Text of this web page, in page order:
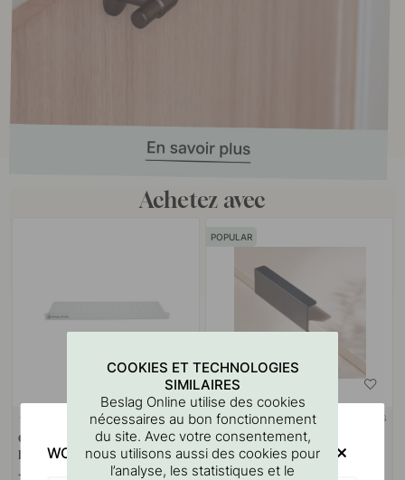
Achetez avec
127
Gabarit De Perçage Pour
Poignées Et Boutons
POPULAR
16 + LONGUEURS
Poignée Toniton Hide - Noir
COOKIES ET TECHNOLOGIES
SIMILAIRES
Beslag Online utilise des cookies
nécessaires au bon fonctionnement
du site. Avec votre consentement,
nous utilisons aussi des cookies pour
l’analyse, les statistiques et le
WOULD YOU RATHER VISIT?